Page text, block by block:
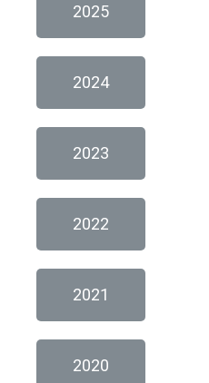
2025
2024
2023
2022
2021
2020